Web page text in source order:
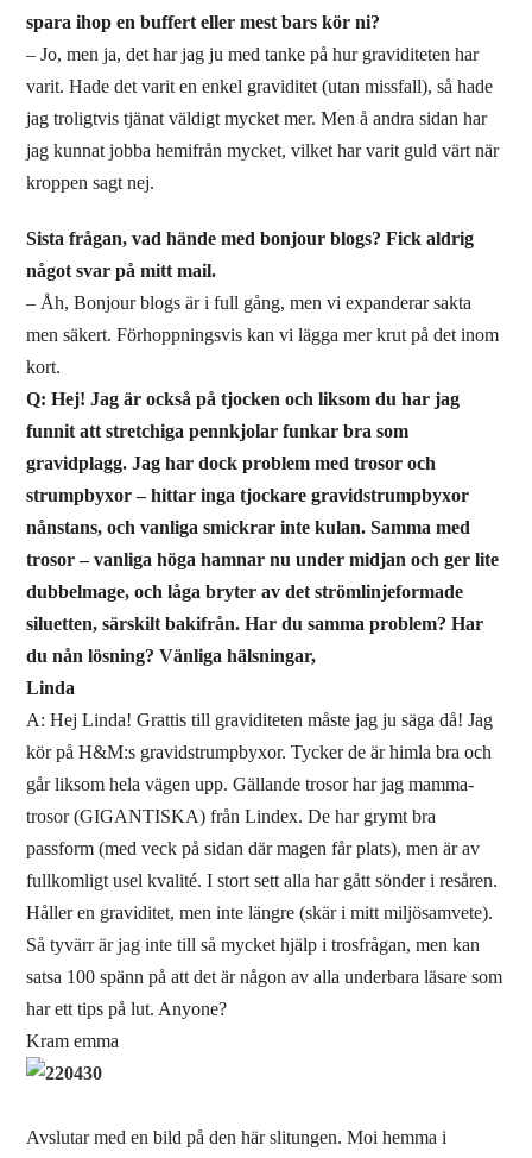
spara ihop en buffert eller mest bars kör ni?
– Jo, men ja, det har jag ju med tanke på hur graviditeten har
varit. Hade det varit en enkel graviditet (utan missfall), så hade
jag troligtvis tjänat väldigt mycket mer. Men å andra sidan har
jag kunnat jobba hemifrån mycket, vilket har varit guld värt när
kroppen sagt nej.
Sista frågan, vad hände med bonjour blogs? Fick aldrig
något svar på mitt mail.
– Åh, Bonjour blogs är i full gång, men vi expanderar sakta
men säkert. Förhoppningsvis kan vi lägga mer krut på det inom
kort.
Q: Hej! Jag är också på tjocken och liksom du har jag
funnit att stretchiga pennkjolar funkar bra som
gravidplagg. Jag har dock problem med trosor och
strumpbyxor – hittar inga tjockare gravidstrumpbyxor
nånstans, och vanliga smickrar inte kulan. Samma med
trosor – vanliga höga hamnar nu under midjan och ger lite
dubbelmage, och låga bryter av det strömlinjeformade
siluetten, särskilt bakifrån. Har du samma problem? Har
du nån lösning? Vänliga hälsningar,
Linda
A: Hej Linda! Grattis till graviditeten måste jag ju säga då! Jag
kör på H&M:s gravidstrumpbyxor. Tycker de är himla bra och
går liksom hela vägen upp. Gällande trosor har jag mamma-
trosor (GIGANTISKA) från Lindex. De har grymt bra
passform (med veck på sidan där magen får plats), men är av
fullkomligt usel kvalité. I stort sett alla har gått sönder i resåren.
Håller en graviditet, men inte längre (skär i mitt miljösamvete).
Så tyvärr är jag inte till så mycket hjälp i trosfrågan, men kan
satsa 100 spänn på att det är någon av alla underbara läsare som
har ett tips på lut. Anyone?
Kram emma
Avslutar med en bild på den här slitungen. Moi hemma i